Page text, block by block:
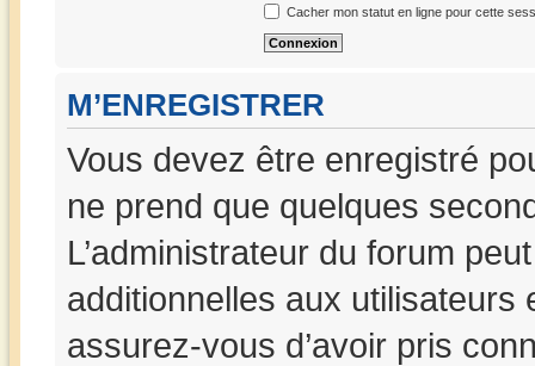
Cacher mon statut en ligne pour cette
M’ENREGISTRER
Vous devez être enregistré
ne prend que quelques
L’administrateur du forum
additionnelles aux utilisateurs
assurez-vous d’avoir pris